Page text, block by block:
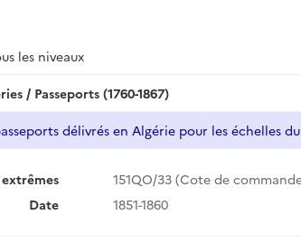
les niveaux
/ Passeports (1760-1867)
délivrés en Algérie pour les échelles
151QO/33 (Cote de
Date
1851-1860